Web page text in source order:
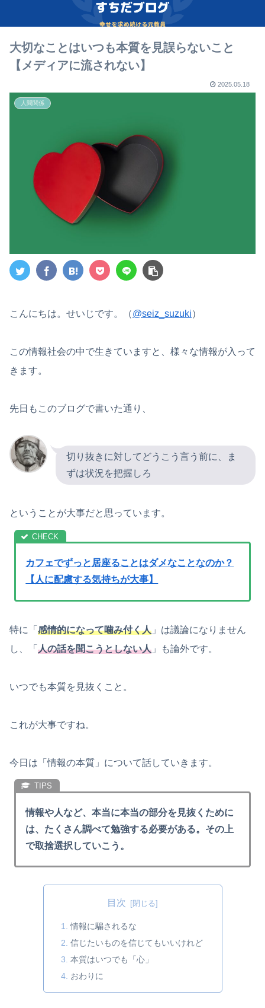
大切なことはいつも本質を見誤らないこと
【メディアに流されない】
2025.05.18
人間関係
こんにちは。せいじです。（@seiz_suzuki）
この情報社会の中で生きていますと、様々な情報が入って
きます。
先日もこのブログで書いた通り、
切り抜きに対してどうこう言う前に、ま
ずは状況を把握しろ
ということが大事だと思っています。
カフェでずっと居座ることはダメなことなのか？
【人に配慮する気持ちが大事】
特に「 感情的になって噛み付く人 」は議論になりません
し、「 人の話を聞こうとしない人 」も論外です。
いつでも本質を見抜くこと。
これが大事ですね。
今日は「情報の本質」について話していきます。
情報や人など、本当に本当の部分を見抜くために
は、たくさん調べて勉強する必要がある。その上
で取捨選択していこう。
目次
情報に騙されるな
信じたいものを信じてもいいけれど
本質はいつでも「心」
おわりに